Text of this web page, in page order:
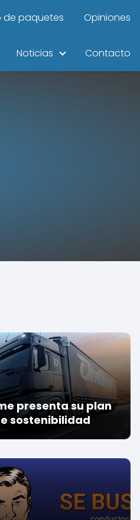
de paquetes Opiniones
Noticias Contacto
presenta su plan
sostenibilidad